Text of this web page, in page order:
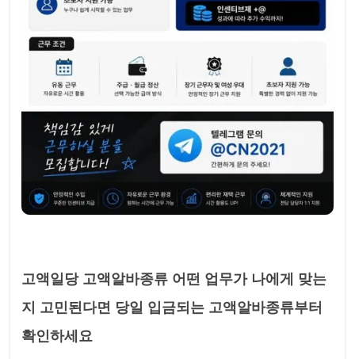
고액일당 고액알바종류 어떤 업무가 나에게 맞는
지 고민된다면 당일 입금되는 고액알바종류부터
확인하세요